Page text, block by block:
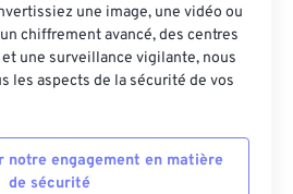
une image, une vidéo ou
chiffrement avancé, des centres
une surveillance vigilante, nous
les aspects de la sécurité de vos
notre engagement en matière
de sécurité